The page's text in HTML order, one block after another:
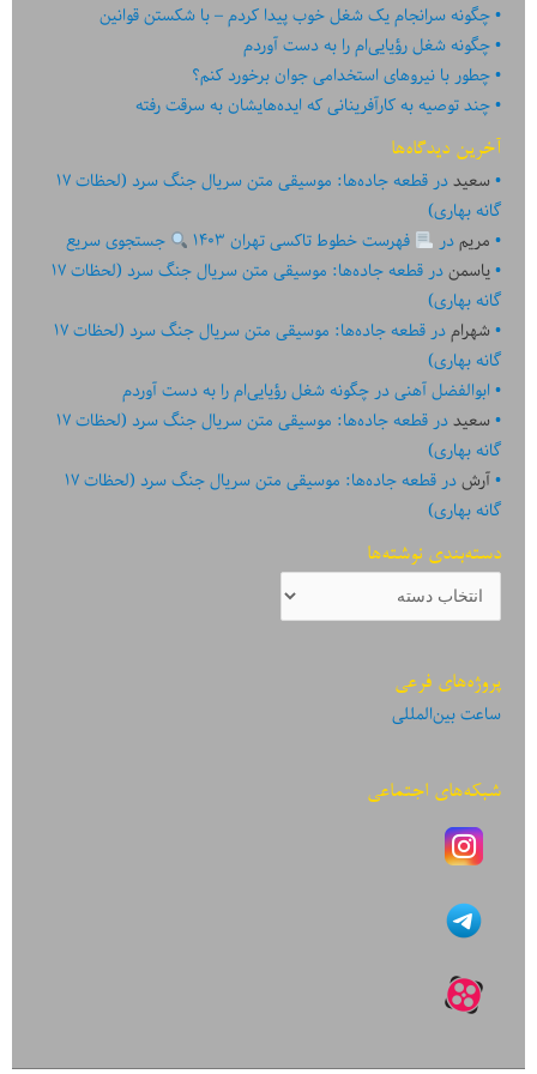
چگونه سرانجام یک شغل خوب پیدا کردم – با شکستن قوانین
چگونه شغل رؤیایی‌ام را به دست آوردم
چطور با نیروهای استخدامی جوان برخورد کنم؟
چند توصیه به کارآفرینانی که ایده‏‏‌‏‏‌هایشان به سرقت رفته
آخرین دیدگاه‌ها
سعیددر
قطعه جاده‌ها: موسیقی متن سریال جنگ سرد (لحظات ۱۷
گانه بهاری)
مریمدر فهرست خطوط تاکسی تهران ۱۴۰۳
جستجوی سریع
یاسمندر
قطعه جاده‌ها: موسیقی متن سریال جنگ سرد (لحظات ۱۷
گانه بهاری)
شهرامدر
قطعه جاده‌ها: موسیقی متن سریال جنگ سرد (لحظات ۱۷
گانه بهاری)
ابوالفضل آهنیدرچگونه شغل رؤیایی‌ام را به دست آوردم
سعیددر
قطعه جاده‌ها: موسیقی متن سریال جنگ سرد (لحظات ۱۷
گانه بهاری)
آرشدر
قطعه جاده‌ها: موسیقی متن سریال جنگ سرد (لحظات ۱۷
گانه بهاری)
دسته‌بندی نوشته‌ها
دسته‌بندی
نوشته‌ها
پروژه‌های فرعی
ساعت بین‌المللی
شبکه‌های اجتماعی